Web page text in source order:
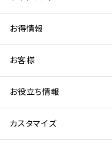
お得情報
お客様
お役立ち情報
カスタマイズ